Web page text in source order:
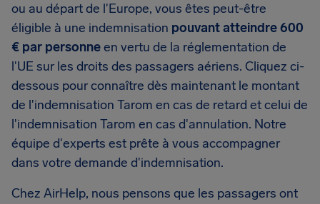
ou au départ de l'Europe, vous êtes peut-être
éligible à une indemnisation pouvant atteindre 600
€ par personneen vertu de la réglementation de
l'UE sur les droits des passagers aériens. Cliquez ci-
dessous pour connaître dès maintenant le montant
de l'indemnisation Tarom en cas de retard et celui de
l'indemnisation Tarom en cas d'annulation. Notre
équipe d'experts est prête à vous accompagner
dans votre demande d'indemnisation.
Chez AirHelp, nous pensons que les passagers ont